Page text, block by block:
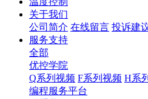
关于我们
公司简介 在线留言 投诉建
服务支持
全部
优控学院
Q系列视频 F系列视频 H系
编程服务平台